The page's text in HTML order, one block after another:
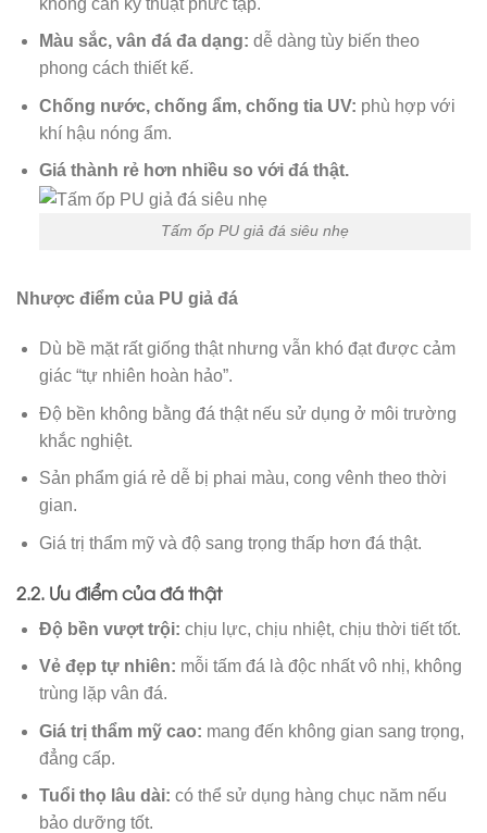
Màu sắc, vân đá đa dạng: dễ dàng tùy biến theo
phong cách thiết kế.
Chống nước, chống ẩm, chống tia UV: phù hợp với
khí hậu nóng ẩm.
Giá thành rẻ hơn nhiều so với đá thật.
Tấm ốp PU giả đá siêu nhẹ
Nhược điểm của PU giả đá
Dù bề mặt rất giống thật nhưng vẫn khó đạt được cảm
giác “tự nhiên hoàn hảo”.
Độ bền không bằng đá thật nếu sử dụng ở môi trường
khắc nghiệt.
Sản phẩm giá rẻ dễ bị phai màu, cong vênh theo thời
gian.
Giá trị thẩm mỹ và độ sang trọng thấp hơn đá thật.
2.2. Ưu điểm của đá thật
Độ bền vượt trội: chịu lực, chịu nhiệt, chịu thời tiết tốt.
Vẻ đẹp tự nhiên: mỗi tấm đá là độc nhất vô nhị, không
trùng lặp vân đá.
Giá trị thẩm mỹ cao: mang đến không gian sang trọng,
đẳng cấp.
Tuổi thọ lâu dài: có thể sử dụng hàng chục năm nếu
bảo dưỡng tốt.